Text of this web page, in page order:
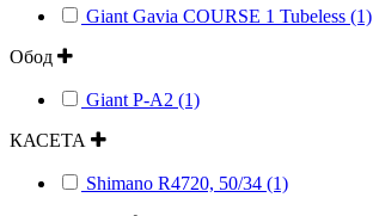
Giant Gavia COURSE 1 Tubeless (1)
Обод
Giant P-A2 (1)
КАСЕТА
Shimano R4720, 50/34 (1)